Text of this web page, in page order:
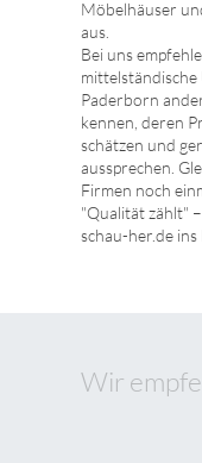
Möbelhäuser
aus.
Bei uns
Paderborn
kennen, deren
schätzen und
aussprechen.
Firmen noch
"Qualität zählt"
schau-her.de ins
Wir